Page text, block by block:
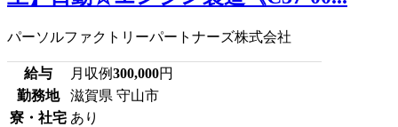
パーソルファクトリーパートナーズ株式会社
給与 月収例300,000円
勤務地
滋賀県 守山市
寮・社宅 あり